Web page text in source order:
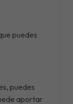
puedes
puedes
aportar